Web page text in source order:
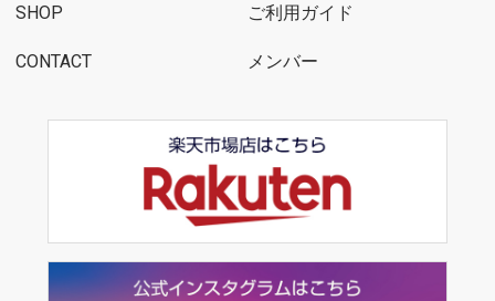
SHOP
CONTACT
ご利用ガイド
メンバー